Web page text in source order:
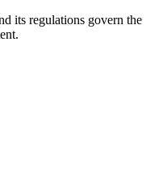
its regulations govern the